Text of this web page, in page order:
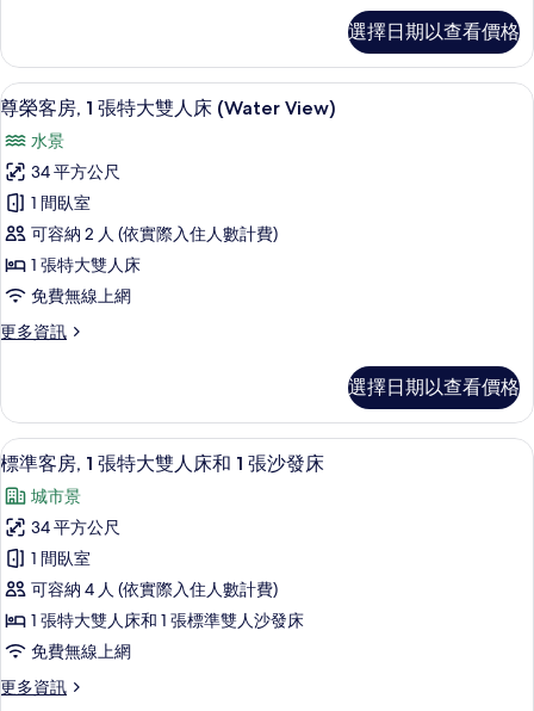
雙
人
床,
無
障
礙,
浴
缸
(Mobility)
的
相
片
客
房,
1
張
特
大
雙
人
床,
無
障
礙,
缸
詳
情
選擇日期以查看價格
顯
示
尊
榮
客
房,
1
張
特
雙
人
床
(Water
View)
的
所
有
相
片
客房內保險箱、書桌、隔音、熨斗/熨
3
尊榮客房, 1 張特大雙人床 (Water View)
水景
34 平方公尺
1 間臥室
可容納 2 人 (依實際入住人數計費)
1 張特大雙人床
免費無線上網
更多資訊
更
客
房,
1
特
大
雙
人
床
(Water
View)
的
情
選擇日期以查看價格
顯
示
標
準
客
房,
1
張
特
5
標準客房, 1 張特大雙人床和 1 張沙發床
城市景
34 平方公尺
1 間臥室
可容納 4 人 (依實際入住人數計費)
1 張特大雙人床和 1 張標準雙人沙發床
免費無線上網
更多資訊
更